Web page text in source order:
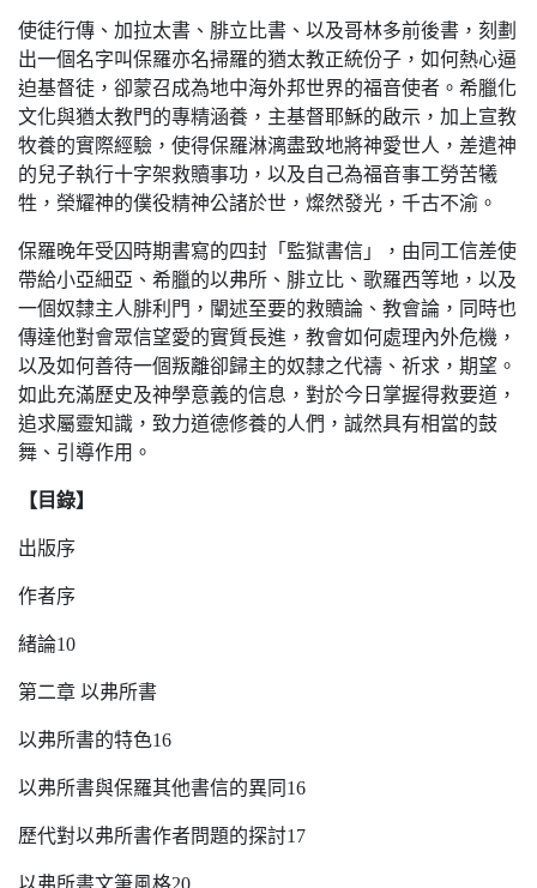
使徒行傳、加拉太書、腓立比書、以及哥林多前後書，刻劃
出一個名字叫保羅亦名掃羅的猶太教正統份子，如何熱心逼
迫基督徒，卻蒙召成為地中海外邦世界的福音使者。希臘化
文化與猶太教門的專精涵養，主基督耶穌的啟示，加上宣教
牧養的實際經驗，使得保羅淋漓盡致地將神愛世人，差遣神
的兒子執行十字架救贖事功，以及自己為福音事工勞苦犧
牲，榮耀神的僕役精神公諸於世，燦然發光，千古不渝。
保羅晚年受囚時期書寫的四封「監獄書信」，由同工信差使
帶給小亞細亞、希臘的以弗所、腓立比、歌羅西等地，以及
一個奴隸主人腓利門，闡述至要的救贖論、教會論，同時也
傳達他對會眾信望愛的實質長進，教會如何處理內外危機，
以及如何善待一個叛離卻歸主的奴隸之代禱、祈求，期望。
如此充滿歷史及神學意義的信息，對於今日掌握得救要道，
追求屬靈知識，致力道德修養的人們，誠然具有相當的鼓
舞、引導作用。
【目錄】
出版序
作者序
緒論10
第二章 以弗所書
以弗所書的特色16
以弗所書與保羅其他書信的異同16
歷代對以弗所書作者問題的探討17
以弗所書文筆風格20